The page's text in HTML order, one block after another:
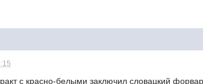
с красно-белыми заключил словацкий